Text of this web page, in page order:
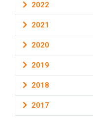
2022
2021
2020
2019
2018
2017